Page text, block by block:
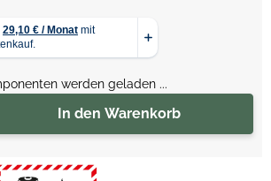
In den Warenkorb
werden geladen ...